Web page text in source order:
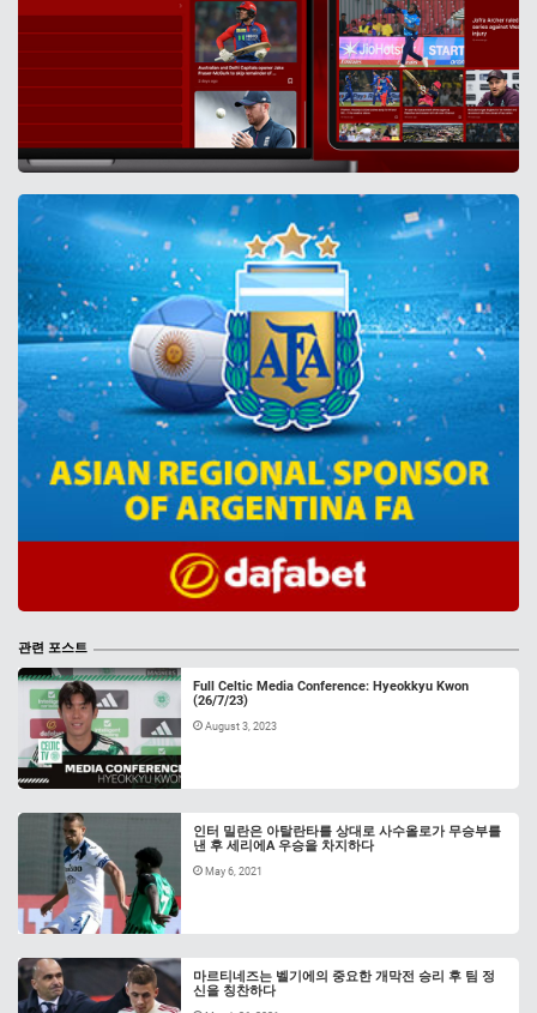
관련 포스트
Full Celtic Media Conference: Hyeokkyu Kwon
(26/7/23)
August 3, 2023
인터 밀란은 아탈란타를 상대로 사수올로가 무승부를
낸 후 세리에A 우승을 차지하다
May 6, 2021
마르티네즈는 벨기에의 중요한 개막전 승리 후 팀 정
신을 칭찬하다